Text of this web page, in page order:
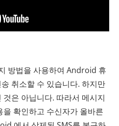
방법을 사용하여 Android 휴
취소할 수 있습니다. 하지만
은 아닙니다. 따라서 메시지
확인하고 수신자가 올바른